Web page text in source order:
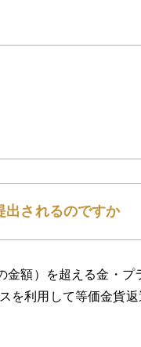
出されるのですか
額）を超える金・プ
を利用して等価金貨